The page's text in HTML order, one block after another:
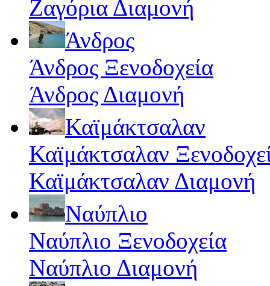
Ζαγόρια Διαμονή
Άνδρος
Άνδρος Ξενοδοχεία
Άνδρος Διαμονή
Καϊμάκτσαλαν
Καϊμάκτσαλαν
Καϊμάκτσαλαν Διαμονή
Ναύπλιο
Ναύπλιο Ξενοδοχεία
Ναύπλιο Διαμονή